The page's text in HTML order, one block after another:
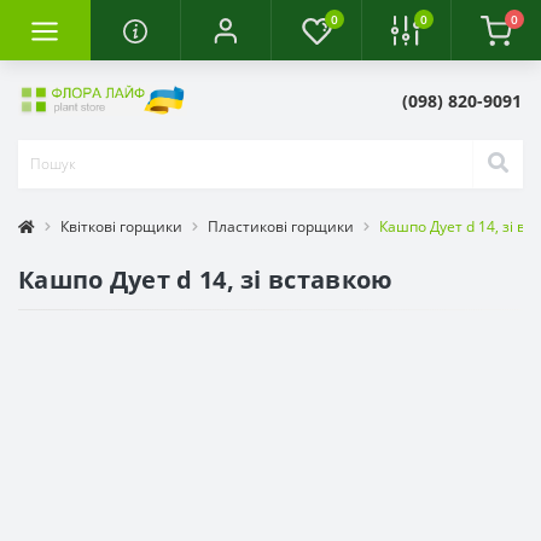
0 0 0
(098) 820-9091
Квіткові горщики Пластикові горщики Кашпо Дует d 14, зі
Кашпо Дует d 14, зі вставкою